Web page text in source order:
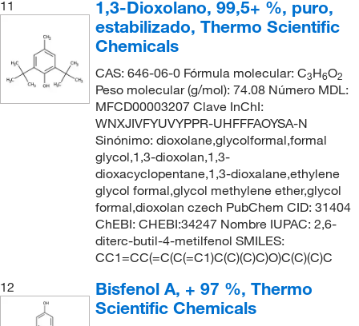
11
1,3-Dioxolano, 99,5+ %, puro,
estabilizado, Thermo Scientific
Chemicals
CAS: 646-06-0 Fórmula molecular: C3H6O2
Peso molecular (g/mol): 74.08 Número MDL:
MFCD00003207 Clave InChI:
WNXJIVFYUVYPPR-UHFFFAOYSA-N
Sinónimo: dioxolane,glycolformal,formal
glycol,1,3-dioxolan,1,3-
dioxacyclopentane,1,3-dioxalane,ethylene
glycol formal,glycol methylene ether,glycol
formal,dioxolan czech PubChem CID: 31404
ChEBI: CHEBI:34247 Nombre IUPAC: 2,6-
diterc-butil-4-metilfenol SMILES:
CC1=CC(=C(C(=C1)C(C)(C)C)O)C(C)(C)C
12
Bisfenol A, + 97 %, Thermo
Scientific Chemicals